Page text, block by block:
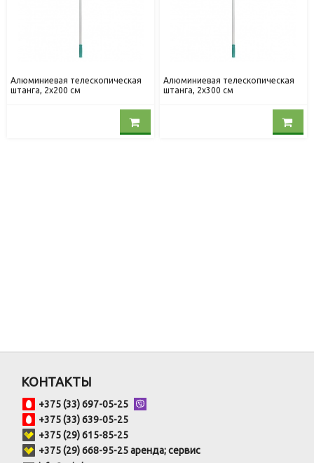
Алюминиевая телескопическая
штанга, 2x200 см
Алюминиевая телескопическая
штанга, 2x300 см
КОНТАКТЫ
+375 (33) 697-05-25
+375 (33) 639-05-25
+375 (29) 615-85-25
+375 (29) 668-95-25 аренда; сервис